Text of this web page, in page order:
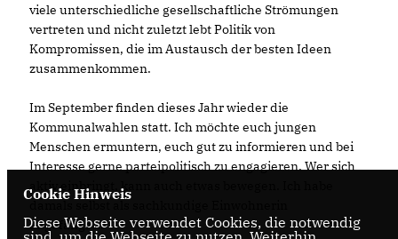
viele unterschiedliche gesellschaftliche Strömungen
vertreten und nicht zuletzt lebt Politik von
Kompromissen, die im Austausch der besten Ideen
zusammenkommen.
Im September finden dieses Jahr wieder die
Kommunalwahlen statt. Ich möchte euch jungen
Menschen ermuntern, euch gut zu informieren und bei
Interesse gerne parteipolitisch zu engagieren. Wer sich
aktiv einbringt, kann auch etwas bewegen. Ich habe
angefangen.“
Cookie Hinweis
Diese Webseite verwendet Cookies, die notwendig